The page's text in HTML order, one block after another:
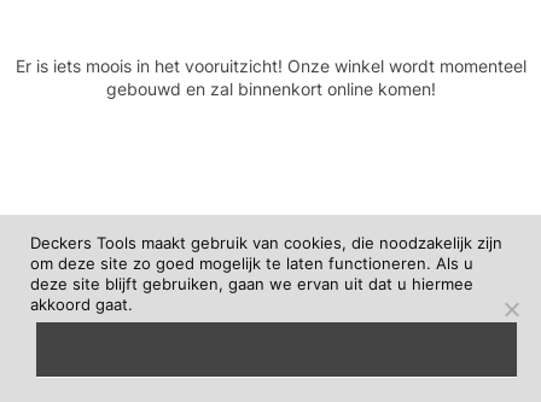
Er is iets moois in het vooruitzicht! Onze winkel wordt momenteel
gebouwd en zal binnenkort online komen!
Deckers Tools maakt gebruik van cookies, die noodzakelijk zijn
om deze site zo goed mogelijk te laten functioneren. Als u
deze site blijft gebruiken, gaan we ervan uit dat u hiermee
akkoord gaat.